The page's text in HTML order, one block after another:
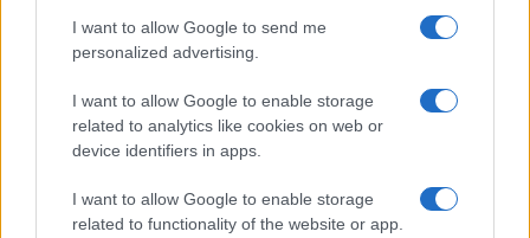
I want to allow Google to send me
personalized advertising.
I want to allow Google to enable storage
related to analytics like cookies on web or
device identifiers in apps.
I want to allow Google to enable storage
related to functionality of the website or app.
Več iz kraja Slovenj Gradec
Brezplačna osvežitev: Skočite v
Pol stoletja glasbe na tromeji: